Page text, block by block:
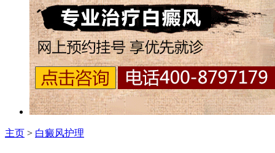
主页 > 白癜风护理